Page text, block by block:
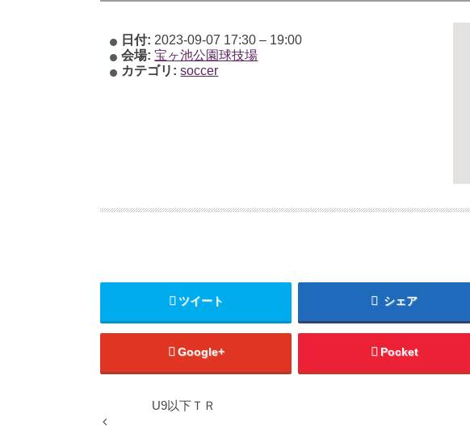
日付: 2023-09-07 17:30 – 19:00
会場: 宝ヶ池公園球技場
カテゴリ: soccer
ツイート シェア
Google+ Pocket
U9以下ＴＲ